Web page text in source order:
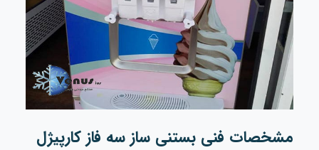
مشخصات فنی بستنی ساز سه فاز کارپیژل